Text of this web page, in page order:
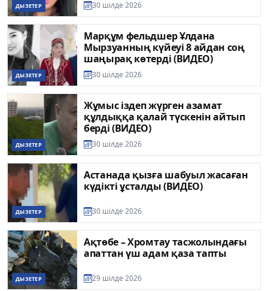
ДЫЗЕТЕР 30 шілде 2026
ДЫЗЕТЕР
Марқұм фельдшер Ұлдана
Мырзуанның күйеуі 8 айдан соң
шаңырақ көтерді (ВИДЕО)
30 шілде 2026
ДЫЗЕТЕР
Жұмыс іздеп жүрген азамат
құлдыққа қалай түскенін айтып
берді (ВИДЕО)
30 шілде 2026
ДЫЗЕТЕР
Астанада қызға шабуыл жасаған
күдікті ұсталды (ВИДЕО)
30 шілде 2026
ДЫЗЕТЕР
Ақтөбе – Хромтау тасжолындағы
апаттан үш адам қаза тапты
29 шілде 2026